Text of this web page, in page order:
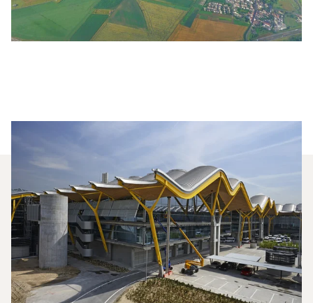
Какие Типы Самолётов
Я Могу Арендовать Для
Перелёта Между
Парижем И Мадридом?
В 2025 году Citation CJ1, Beechjet 400A и